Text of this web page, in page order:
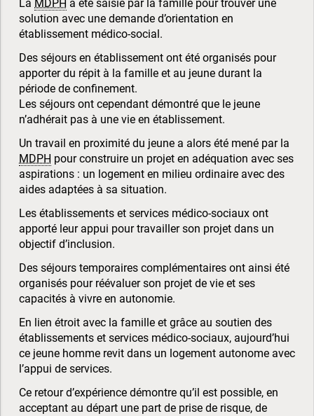
La MDPH a été saisie par la famille pour trouver une
solution avec une demande d’orientation en
établissement médico-social.
Des séjours en établissement ont été organisés pour
apporter du répit à la famille et au jeune durant la
période de confinement.
Les séjours ont cependant démontré que le jeune
n’adhérait pas à une vie en établissement.
Un travail en proximité du jeune a alors été mené par la
MDPH pour construire un projet en adéquation avec ses
aspirations : un logement en milieu ordinaire avec des
aides adaptées à sa situation.
Les établissements et services médico-sociaux ont
apporté leur appui pour travailler son projet dans un
objectif d’inclusion.
Des séjours temporaires complémentaires ont ainsi été
organisés pour réévaluer son projet de vie et ses
capacités à vivre en autonomie.
En lien étroit avec la famille et grâce au soutien des
établissements et services médico-sociaux, aujourd’hui
ce jeune homme revit dans un logement autonome avec
l’appui de services.
Ce retour d’expérience démontre qu’il est possible, en
acceptant au départ une part de prise de risque, de